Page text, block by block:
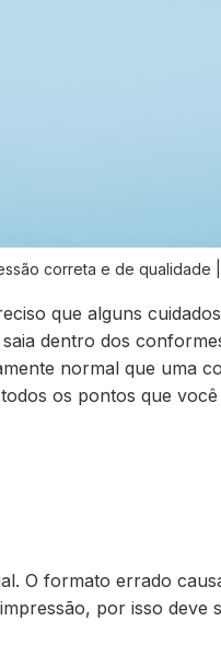
correta e de qualidade
que alguns
dentro dos
normal que uma
todos os pontos que você
. O formato errado
por isso deve